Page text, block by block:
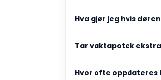
Hva gjør jeg hvis
Tar vaktapotek
Hvor ofte oppdateres